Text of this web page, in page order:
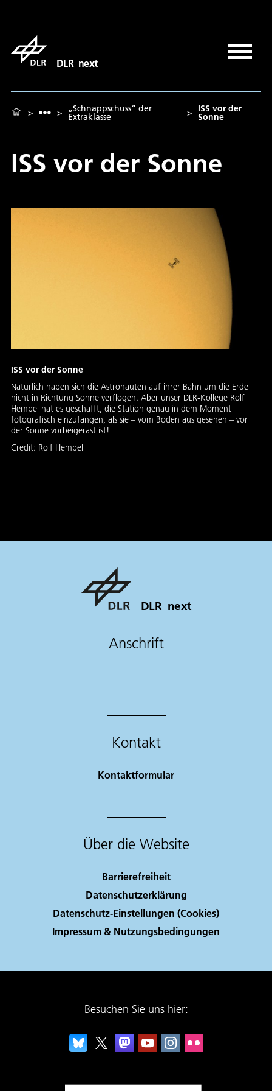
DLR_next
> > „Schnappschuss“ der
Extraklasse > ISS vor der
Sonne
ISS vor der Sonne
ISS vor der Sonne
Natürlich haben sich die Astronauten auf ihrer Bahn um die Erde
nicht in Richtung Sonne verflogen. Aber unser DLR-Kollege Rolf
Hempel hat es geschafft, die Station genau in dem Moment
fotografisch einzufangen, als sie – vom Boden aus gesehen – vor
der Sonne vorbeigerast ist!
Credit: Rolf Hempel
DLR_next
Anschrift
Kontakt
Kontaktformular
Über die Website
Barrierefreiheit
Datenschutzerklärung
Datenschutz-Einstellungen (Cookies)
Impressum & Nutzungsbedingungen
Besuchen Sie uns hier: